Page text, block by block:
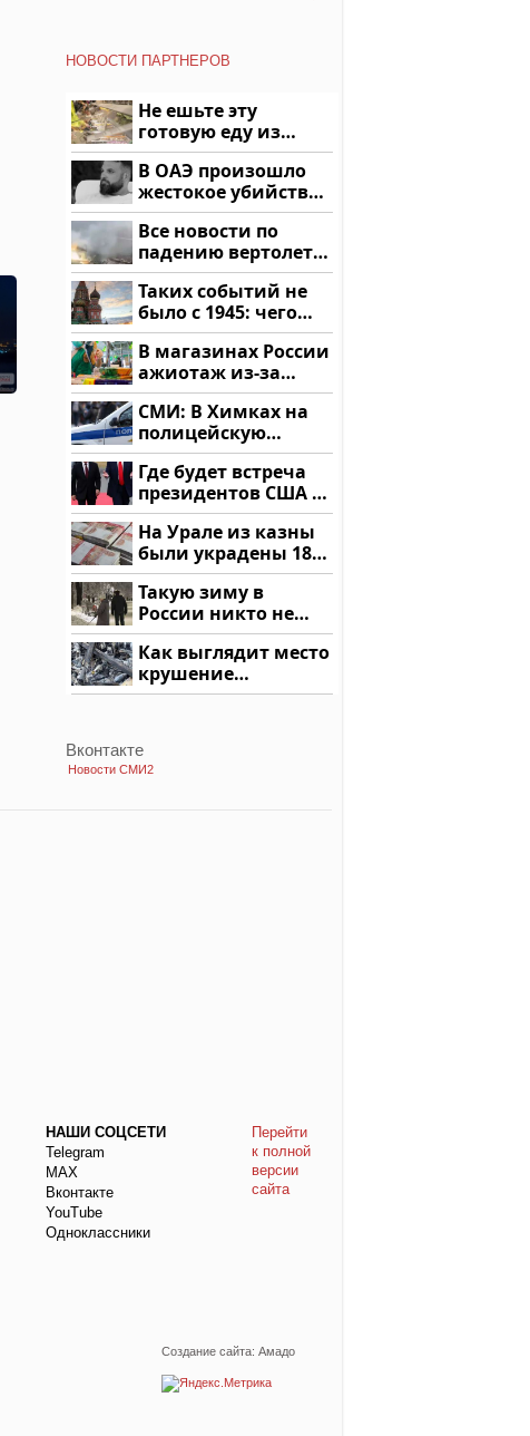
НОВОСТИ ПАРТНЕРОВ
Не ешьте эту
готовую еду из
магазина: список
В ОАЭ произошло
жестокое убийство
криптомиллионера
Все новости по
падению вертолета
на Кавказе: читать
здесь
Таких событий не
было с 1945: чего
ждать всем нам?
В магазинах России
ажиотаж из-за
этого продукта: что
купить?
СМИ: В Химках на
полицейскую
машину напали и
подожгли.
Где будет встреча
президентов США и
России: Европа?
На Урале из казны
были украдены 18
миллионов рублей
Такую зиму в
России никто не
ждал: как так?!
Как выглядит место
крушение
вертолета на
Вконтакте
Новости СМИ2
НАШИ СОЦСЕТИ
Telegram
МАХ
Вконтакте
YouTube
Одноклассники
Перейти
к полной
версии
сайта
Создание сайта: Амадо